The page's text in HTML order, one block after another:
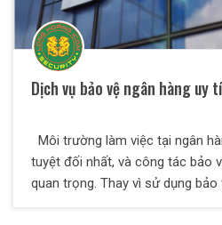
Dịch vụ bảo vệ ngân hàng uy
Môi trường làm việc tại ngân
tuyệt đối nhất, và công tác bảo
quan trọng. Thay vì sử dụng bảo